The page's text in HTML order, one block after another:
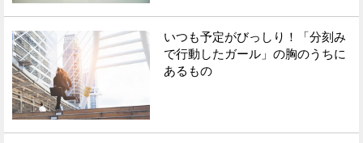
いつも予定がびっしり！「分刻み
で行動したガール」の胸のうちに
あるもの